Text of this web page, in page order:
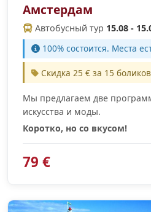
Амстердам
Автобусный тур 15.08 -
100% cостоится. Места
Скидка 25 € за 15 боликов
Мы предлагаем две
искусства и моды.
Коротко, но со вкусом!
79 €